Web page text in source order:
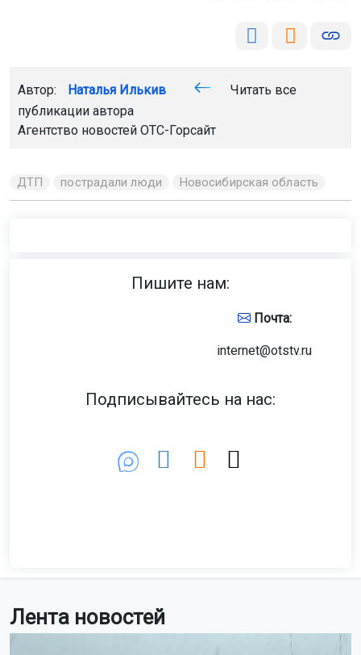
Лента новостей
Автор: Наталья Илькив
Читать все
публикации автора
Агентство новостей ОТС-Горсайт
ДТП пострадали люди Новосибирская область
Пишите нам:
Почта:
internet@otstv.ru
Подписывайтесь на нас: